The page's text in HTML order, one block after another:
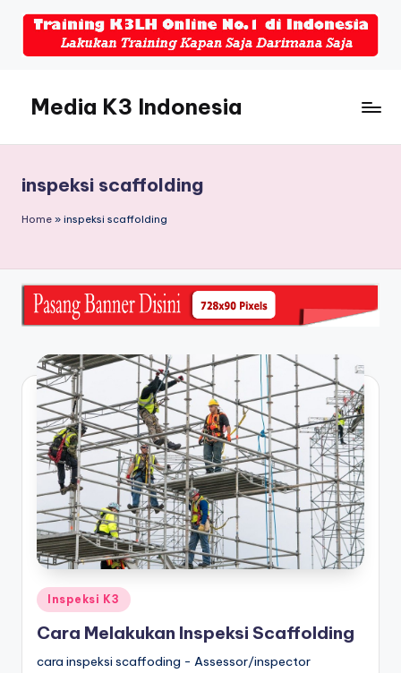
Media K3 Indonesia
Seputar
Dunia
K3LH
inspeksi scaffolding
Home » inspeksi scaffolding
Posted
in
Inspeksi K3
Cara Melakukan Inspeksi Scaffolding
cara inspeksi scaffoding - Assessor/inspector